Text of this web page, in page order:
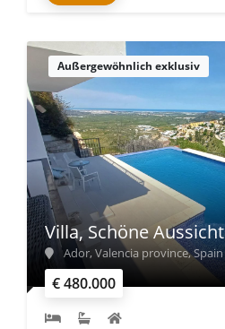
Außergewöhnlich exklusiv
€ 480.000
Villa, Schöne Aussicht
Ador, Valencia province, Spain